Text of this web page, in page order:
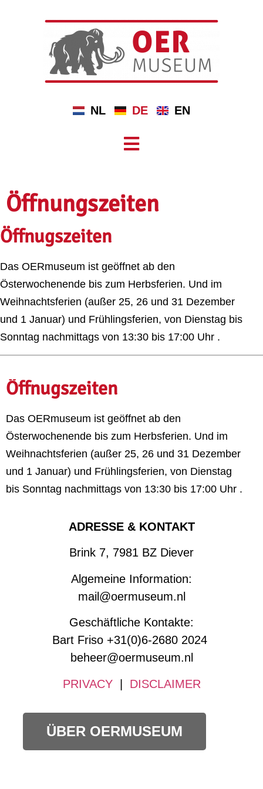
NL DE EN
Öffnungszeiten
Öffnugszeiten
Das OERmuseum ist geöffnet ab den
Österwochenende bis zum Herbsferien. Und im
Weihnachtsferien (außer 25, 26 und 31 Dezember
und 1 Januar) und Frühlingsferien, von Dienstag bis
Sonntag nachmittags von 13:30 bis 17:00 Uhr .
Öffnugszeiten
Das OERmuseum ist geöffnet ab den
Österwochenende bis zum Herbsferien. Und im
Weihnachtsferien (außer 25, 26 und 31 Dezember
und 1 Januar) und Frühlingsferien, von Dienstag
bis Sonntag nachmittags von 13:30 bis 17:00 Uhr .
ADRESSE & KONTAKT
Brink 7, 7981 BZ Diever
Algemeine Information:
mail@oermuseum.nl
Geschäftliche Kontakte:
Bart Friso +31(0)6-2680 2024
beheer@oermuseum.nl
PRIVACY| DISCLAIMER
ÜBER OERMUSEUM